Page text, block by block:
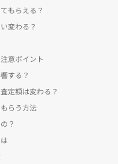
もらえる？
変わる？
意ポイント
する？
定額は変わる？
らう方法
？